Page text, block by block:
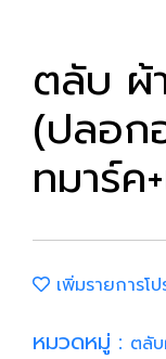
ตลับ ผ้
(ปลอก
ทมาร์ค
เพิ่มรายการโ
หมวดหมู่ : ตลั